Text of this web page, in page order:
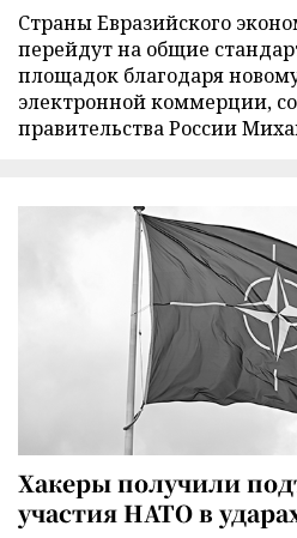
Страны Евразийского
перейдут на общие
площадок благодаря
электронной коммерции,
правительства России
Хакеры получили
участия НАТО в